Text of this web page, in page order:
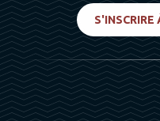
S'INSCRIRE